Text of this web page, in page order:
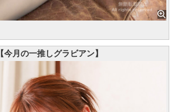
【今月の一推しグラビアン】